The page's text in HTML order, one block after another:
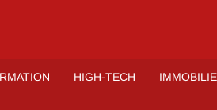
HIGH-TECH